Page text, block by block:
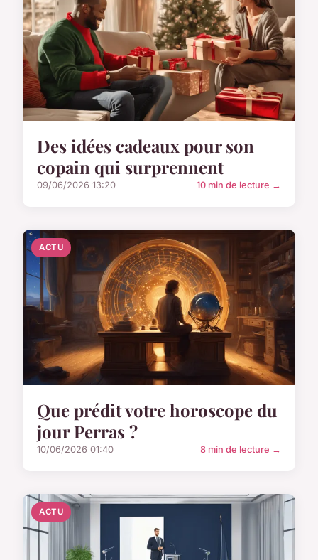
Des idées cadeaux pour son
copain qui surprennent
09/06/2026 13:20 10 min de lecture →
ACTU
Que prédit votre horoscope du
jour Perras ?
10/06/2026 01:40 8 min de lecture →
ACTU